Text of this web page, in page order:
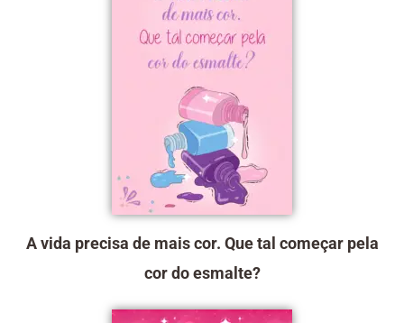
A vida precisa de mais cor. Que tal começar pela
cor do esmalte?